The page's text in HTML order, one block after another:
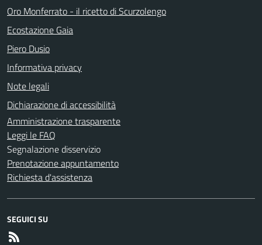
Oro Monferrato - il ricetto di Scurzolengo
Ecostazione Gaia
Piero Dusio
Informativa privacy
Note legali
Dichiarazione di accessibilità
Amministrazione trasparente
Leggi le FAQ
Segnalazione disservizio
Prenotazione appuntamento
Richiesta d'assistenza
SEGUICI SU